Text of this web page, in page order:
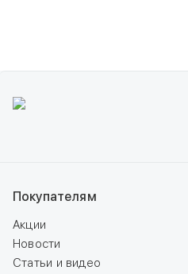
Покупателям
Акции
Новости
Статьи и видео